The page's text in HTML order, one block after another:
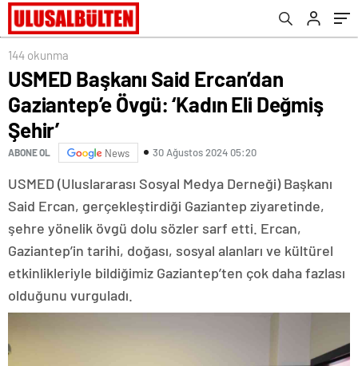
144 okunma
USMED Başkanı Said Ercan’dan
Gaziantep’e Övgü: ‘Kadın Eli Değmiş
Şehir’
ABONE OL News 30 Ağustos 2024 05:20
USMED (Uluslararası Sosyal Medya Derneği) Başkanı
Said Ercan, gerçekleştirdiği Gaziantep ziyaretinde,
şehre yönelik övgü dolu sözler sarf etti. Ercan,
Gaziantep’in tarihi, doğası, sosyal alanları ve kültürel
etkinlikleriyle bildiğimiz Gaziantep’ten çok daha fazlası
olduğunu vurguladı.